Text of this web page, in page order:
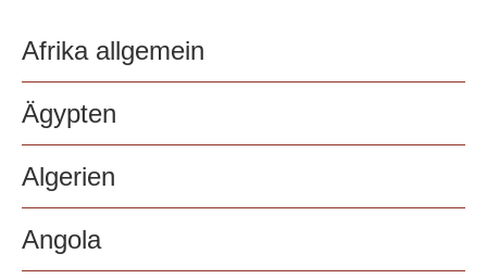
Afrika allgemein
Ägypten
Algerien
Angola